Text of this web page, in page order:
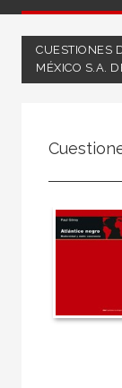
CUESTIONES
MÉXICO S.A.
Ciencias
Música